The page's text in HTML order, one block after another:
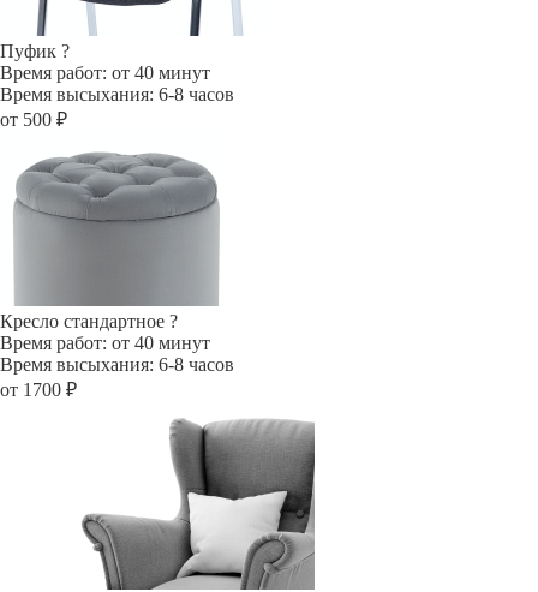
Пуфик ?
Время работ: от 40 минут
Время высыхания: 6-8 часов
от 500 ₽
Кресло стандартное ?
Время работ: от 40 минут
Время высыхания: 6-8 часов
от 1700 ₽